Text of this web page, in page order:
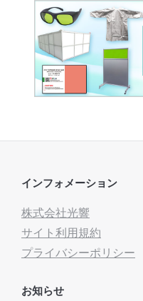
インフォメーション
株式会社光響
サイト利用規約
プライバシーポリシー
お知らせ